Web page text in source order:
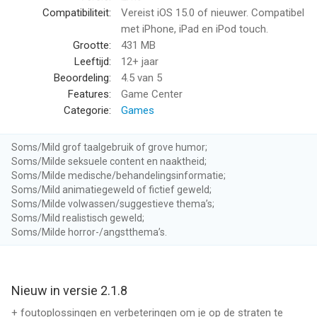
* Exclusief minispel ‘Politieachtervolging’
* VIP-politiehond
* Geen advertenties
* x2 verdiensten
ABONNEMENTINFORMATIE:
VIP-toegang voor Traffic Cop 3D biedt twee
abonnementsopties:
1) Een wekelijks abonnement voor $ 5,49 per week na een
GRATIS proefperiode van 3 dagen.
2) Een maandabonnement voor $ 14,49 per maand.
voor je spelvaluta, een exclusieve politiehond als metgezel, een
Compatibiliteit:
Vereist iOS 15.0 of nieuwer. Compatibel
met iPhone, iPad en iPod touch.
Grootte:
431 MB
Leeftijd:
12+ jaar
Beoordeling:
4.5 van 5
Features:
Game Center
Categorie:
Games
Soms/Mild grof taalgebruik of grove humor;
Soms/Milde seksuele content en naaktheid;
Soms/Milde medische/behandelingsinformatie;
Soms/Mild animatiegeweld of fictief geweld;
Soms/Milde volwassen/suggestieve thema’s;
Soms/Mild realistisch geweld;
Soms/Milde horror-/angstthema’s.
Nieuw in versie 2.1.8
+ foutoplossingen en verbeteringen om je op de straten te